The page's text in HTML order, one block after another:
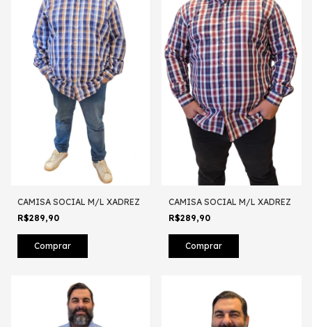
CAMISA SOCIAL M/L XADREZ
R$289,90
Comprar
CAMISA SOCIAL M/L XADREZ
R$289,90
Comprar